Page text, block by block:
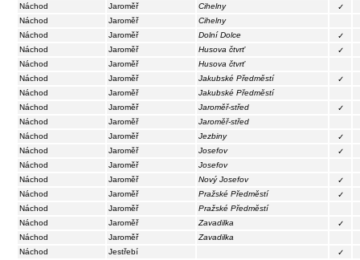
Náchod
Jaroměř Cihelny
✓
Náchod
Jaroměř
Cihelny
Náchod
Jaroměř Dolní Dolce
✓
Náchod
Jaroměř Husova čtvrť
✓
Náchod
Jaroměř
Husova čtvrť
Náchod
Jaroměř Jakubské Předměstí
✓
Náchod
Jaroměř
Jakubské Předměstí
Náchod
Jaroměř Jaroměř-střed
✓
Náchod
Jaroměř
Jaroměř-střed
Náchod
Jaroměř Jezbiny
✓
Náchod
Jaroměř Josefov
✓
Náchod
Jaroměř
Josefov
Náchod
Jaroměř Nový Josefov
✓
Náchod
Jaroměř Pražské Předměstí
✓
Náchod
Jaroměř
Pražské Předměstí
Náchod
Jaroměř Zavadilka
✓
Náchod
Jaroměř
Zavadilka
Náchod
Jestřebí
✓